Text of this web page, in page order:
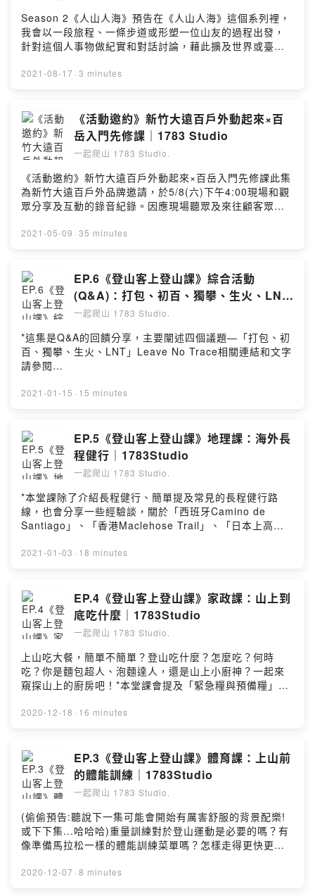
解決情緒」只有兩天，她便提起精神，開始復健訓練、並
期待著再次遠征的那天以前走得慢，是因為想要細細品嚐
和享受現在走得慢，則是沒有選擇的餘地了但縱使慢慢
的，我還是會繼續走、一直走下去— 我說走就走的旅行，
你們一定也可以「對我來說，只要我醒著，都是復健的一
的樣子你以為他們在休息的時候，他們仍會不斷地動動
手、動動腳‘’ 其實我很喜歡跌倒，因為跌倒是我學習的方
式，也是我能夠一直勇敢嘗試和突破的原因。‘’就讓我們一
起來聽聽，崇璞是經歷了多少次的跌倒、然後又努力且獨
https://youtu.be/uguBczMNbP0Youtube 頻道中有崇璞
紀錄自己中風後從事攀岩、踢踏舞、健行的影片，從每一
部影片都可以看出崇璞在運動的時候，是怎麼把自己的不
厲害Powered by Firstory Hosting
Season 2《人山人海》預告在《人山人海》這個系列裡，
我會以一段旅程、一條步道或形塑一位山友的過程出發，
針對這個人事物做紀實和對話討論，藉此擴及世界或臺灣
列每一集都會有不同的與談人，有些可能跟你想像中的山
個人、每個故事、每段旅程，都有我們可以去理解包容、
學習和尊重的地方。Notes:｜你可以贊助與支持我們的方
式｜長路健行日記：尼泊爾ACT、西班牙朝聖之路、日本
槍岳表銀座、香港麥理浩徑
https://www.mountain1783.com/post/trails*連結內有四
本電子書的介紹 及 尼泊爾長路攝影語錄明信片 相關訊息
You hike, you trek, you learn, you share近期上
映/NO.01《人山人海》我有一半的身體失去了知覺 — 盧
崇璞 ( 2021.8.18 / 20:30 )NO.02《人山人海》我現在大
2021-08-17 · 3 minutes
《活動邀約》新竹大遠百戶外動起來×百
岳入門先修課｜1783 Studio
一起爬山 1783 Studio.
《活動邀約》新竹大遠百戶外動起來×百岳入門先修課此集
為新竹大遠百戶外品牌邀請，於5/8(六)下午4:00現場和觀
眾分享及互動的錄音紀錄。因應現場聽眾及來往顧客眾
廣，大多觀念皆為概略分享，及當日時間安排上較為緊
郡大林道行車終點非27K，為32K。(是不是記成730林道
還是小關山林道 :-P)＊更正2：未滿3,000公尺的百岳目前
有兩座：六順山(丹大林道) 及 鹿山(玉山國家公園)＊如對
最後三分鐘尼泊爾支持計畫有興趣，請參考文章：
https://www.mountain1783.com/post/act_postcard大
綱02:49 上山前的計畫(事前申請,組隊,裝備,季節,糧食住宿
計劃)03:50 登山資訊與細節和事前功課04:54 體能訓練建
議(循序漸進,高山症)08:08 裝備需要什麼 (保暖,防水,飲水
飲食,照明,緊急救援,過夜)09:17 關於山上的食物11:26 緊
濕排汗,耐磨)19:48 外套的選擇(防水,保暖,羽絨,中
層)21:07 路線的分享(奇萊南華,玉山,郡大,三叉向陽山嘉明
湖)26:40 Q&A (小小朋友可以爬山嗎? 現場觀眾Q1:杖尾
套使用時機 Q2:離線地圖的使用時機 Q3:練習負重的方
竹大遠百(Columbia, Traveler, Aigle, Hilltop, The North
Face) 贊助播出。Powered by Firstory Hosting
2021-05-09 · 35 minutes
EP.6《登山客上登山課》綜合活動
(Q&A)：打包、初百、獨攀、生火、LNT
｜1783Studio
一起爬山 1783 Studio.
*這集是Q&A的回饋分享，主要闡述四個議題—「打包、初
百、獨攀、生火、LNT」Leave No Trace相關連結和文字
請參閱
cast_ep6如果還有任何問題，歡迎道 Instagram 找我們
2021-01-15 · 15 minutes
EP.5《登山客上登山課》地理課：海外長
程健行｜1783Studio
一起爬山 1783 Studio.
*本堂課除了介紹長程健行、簡單提及常見的長程健行路
線，也會分享一些經驗談，關於「西班牙Camino de
Santiago」、「香港Maclehose Trail」、「日本上高地
Trail」。*特別感謝 Ching-Fu, Tseng 製作 Podcast 配
https://www.mountain1783.com/post/1783studio_pod
cast_ep5Powered by Firstory Hosting
2021-01-03 · 18 minutes
EP.4《登山客上登山課》家政課：山上到
底吃什麼｜1783Studio
一起爬山 1783 Studio.
上山吃大餐，簡單不簡單？登山吃什麼？怎麼吃？何時
吃？你是麵包超人、泡麵達人，還是山上小廚神？一起來
窺探山上的廚房吧！*本堂課會提及「緊急糧與預備糧」、
攜帶方便、烹煮時長）」、「行進糧補給」以及「登山小
邀請身邊的專家、登山前輩或以自身的經驗來和大家聊聊
天。主題舉凡家政、健康、體育、生活、地理、心理學
等，希望大家也能多多分享自己的想法互相交流。
Instagram: 1783studio(00:00:00) 前導(00:00:18) 問你
兩個小問題(00:00:44) 緊急糧與預備糧(00:02:12) 真人真
事案例分享(00:03:58) 野外烹煮器具(00:05:28) 在上山之
前要注意(00:06:04) 小當家開煮囉(00:07:54) 夾鏈袋大小
事(00:08:38) 生雞蛋與調味粉怎麼帶(00:09:41) 烹煮順序
有差嗎(00:10:14) 行動糧(00:11:07) 食物怎麼帶有影響嗎
2020-12-18 · 16 minutes
EP.3《登山客上登山課》體育課：上山前
的體能訓練｜1783Studio
一起爬山 1783 Studio.
(偷偷預告:聽說下一集可能會開始有厲害舒服的背景配樂!
或下下集...哈哈哈)重量訓練對於登山運動是必要的嗎？有
像準備馬拉松一樣的體能訓練菜單嗎？怎樣走得更快更穩
們的事前體能訓練」、「上手登山的小秘訣」。《登山客
2020-12-07 · 8 minutes